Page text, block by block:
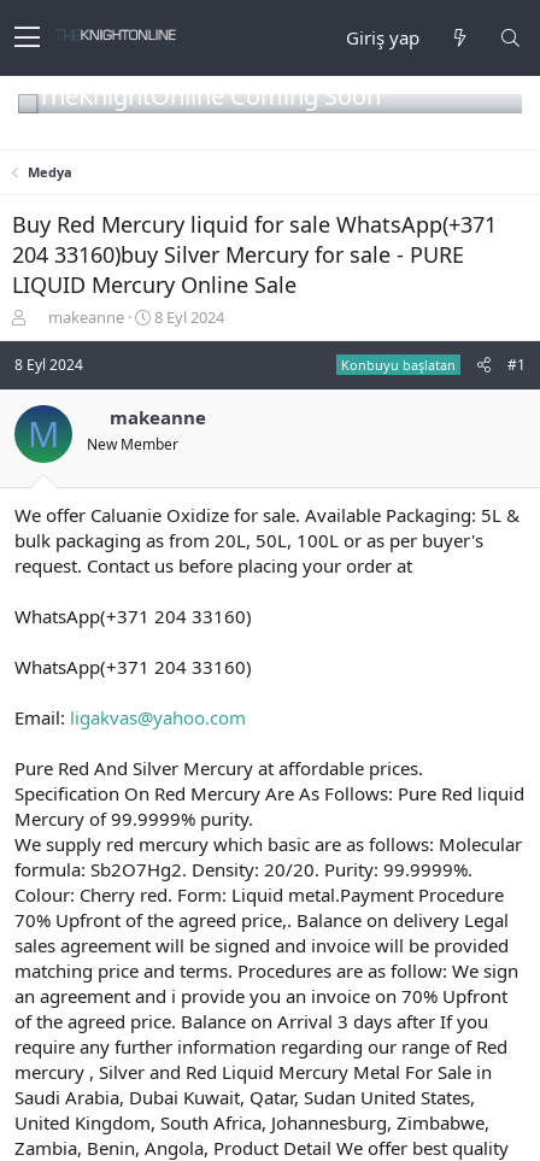
Giriş yap
TheKnightOnline Coming Soon
Medya
Buy Red Mercury liquid for sale WhatsApp(+371
204 33160)buy Silver Mercury for sale - PURE
LIQUID Mercury Online Sale
o
n
u
y
u
b
a
ş
l
t
n
makeanne
B
a
n
g
ç
t
a
i
i
8 Eyl 2024
8 Eyl 2024 Konbuyu başlatan #1
M makeanne
New Member
We offer Caluanie Oxidize for sale. Available Packaging: 5L &
bulk packaging as from 20L, 50L, 100L or as per buyer's
request. Contact us before placing your order at
WhatsApp(+371 204 33160)
WhatsApp(+371 204 33160)
Email: ligakvas@yahoo.com
Pure Red And Silver Mercury at affordable prices.
Specification On Red Mercury Are As Follows: Pure Red liquid
Mercury of 99.9999% purity.
We supply red mercury which basic are as follows: Molecular
formula: Sb2O7Hg2. Density: 20/20. Purity: 99.9999%.
Colour: Cherry red. Form: Liquid metal.Payment Procedure
70% Upfront of the agreed price,. Balance on delivery Legal
sales agreement will be signed and invoice will be provided
matching price and terms. Procedures are as follow: We sign
an agreement and i provide you an invoice on 70% Upfront
of the agreed price. Balance on Arrival 3 days after If you
require any further information regarding our range of Red
mercury , Silver and Red Liquid Mercury Metal For Sale in
Saudi Arabia, Dubai Kuwait, Qatar, Sudan United States,
United Kingdom, South Africa, Johannesburg, Zimbabwe,
Zambia, Benin, Angola, Product Detail We offer best quality